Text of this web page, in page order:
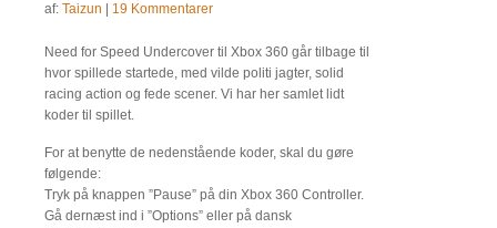
af: Taizun 19 Kommentarer
Need for Speed Undercover til Xbox 360 går tilbage til
hvor spillede startede, med vilde politi jagter, solid
racing action og fede scener. Vi har her samlet lidt
koder til spillet.
For at benytte de nedenstående koder, skal du gøre
følgende:
Tryk på knappen ”Pause” på din Xbox 360 Controller.
Gå dernæst ind i ”Options” eller på dansk